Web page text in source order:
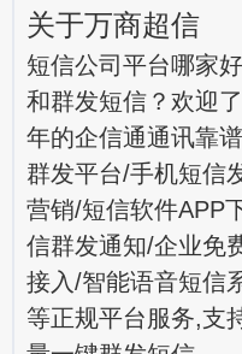
关于万商超信
短信公司平台哪家
和群发短信？欢迎
年的企信通通讯靠
群发平台/手机短信
营销/短信软件APP
信群发通知/企业免
接入/智能语音短信
等正规平台服务,支